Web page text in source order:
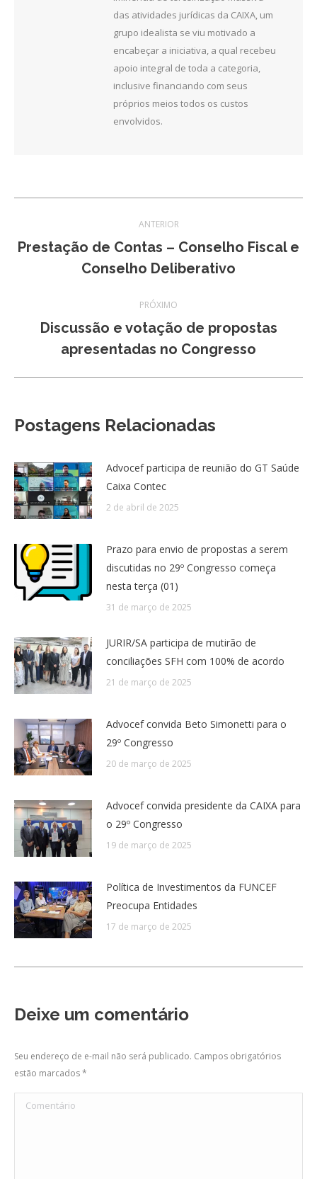
das atividades jurídicas da CAIXA, um
grupo idealista se viu motivado a
encabeçar a iniciativa, a qual recebeu
apoio integral de toda a categoria,
inclusive financiando com seus
próprios meios todos os custos
envolvidos.
de
ANTERIOR
Post
anterior:
Prestação de Contas – Conselho Fiscal e
Conselho Deliberativo
PRÓXIMO
Próximo
post:
Discussão e votação de propostas
apresentadas no Congresso
Postagens Relacionadas
Advocef participa de reunião do GT Saúde
Caixa Contec
2 de abril de 2025
Prazo para envio de propostas a serem
discutidas no 29º Congresso começa
nesta terça (01)
31 de março de 2025
JURIR/SA participa de mutirão de
conciliações SFH com 100% de acordo
21 de março de 2025
Advocef convida Beto Simonetti para o
29º Congresso
20 de março de 2025
Advocef convida presidente da CAIXA para
o 29º Congresso
19 de março de 2025
Política de Investimentos da FUNCEF
Preocupa Entidades
17 de março de 2025
Deixe um comentário
Seu endereço de e-mail não será publicado. Campos obrigatórios
estão marcados*
Comentário